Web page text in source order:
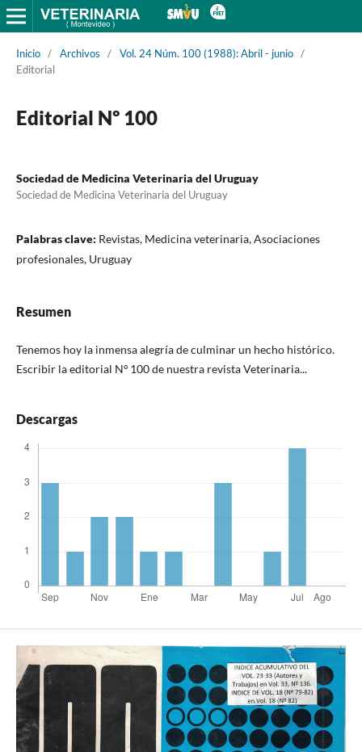
Inicio / Archivos / Vol. 24 Núm. 100 (1988): Abril - junio /
Editorial
Editorial Nº 100
Sociedad de Medicina Veterinaria del Uruguay
Sociedad de Medicina Veterinaria del Uruguay
Palabras clave: Revistas, Medicina veterinaria, Asociaciones
profesionales, Uruguay
Resumen
Tenemos hoy la inmensa alegría de culminar un hecho histórico.
Escribir la editorial Nº 100 de nuestra revista Veterinaria...
Descargas